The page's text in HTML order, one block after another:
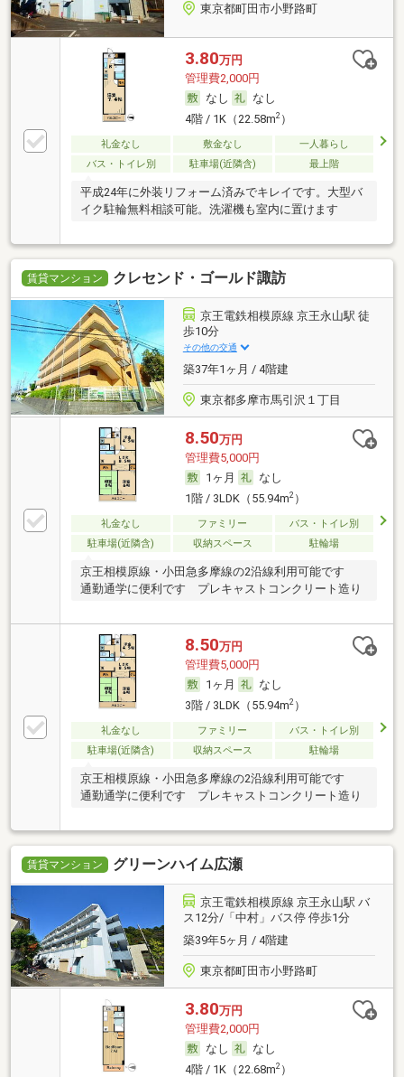
東京都町田市小野路町
3.80万円
管理費2,000円
なし
なし
4階 / 1K（22.58m2）
礼金なし 敷金なし
一人暮らし
バス・トイレ別
駐車場(近隣含) 最上階
平成24年に外装リフォーム済みでキレイです。大型バ
イク駐輪無料相談可能。洗濯機も室内に置けます
賃貸マンション クレセンド・ゴールド諏訪
京王電鉄相模原線 京王永山駅 徒
歩10分
その他の交通
築37年1ヶ月 / 4階建
東京都多摩市馬引沢１丁目
8.50万円
管理費5,000円
1ヶ月
なし
1階 / 3LDK（55.94m2）
礼金なし ファミリー
バス・トイレ別
駐車場(近隣含)
収納スペース 駐輪場
京王相模原線・小田急多摩線の2沿線利用可能です
通勤通学に便利です プレキャストコンクリート造り
8.50万円
管理費5,000円
1ヶ月
なし
3階 / 3LDK（55.94m2）
礼金なし ファミリー
バス・トイレ別
駐車場(近隣含)
収納スペース 駐輪場
京王相模原線・小田急多摩線の2沿線利用可能です
通勤通学に便利です プレキャストコンクリート造り
賃貸マンション グリーンハイム広瀬
京王電鉄相模原線 京王永山駅 バ
ス12分/「中村」バス停 停歩1分
築39年5ヶ月 / 4階建
東京都町田市小野路町
3.80万円
管理費2,000円
なし
なし
4階 / 1K（22.68m2）